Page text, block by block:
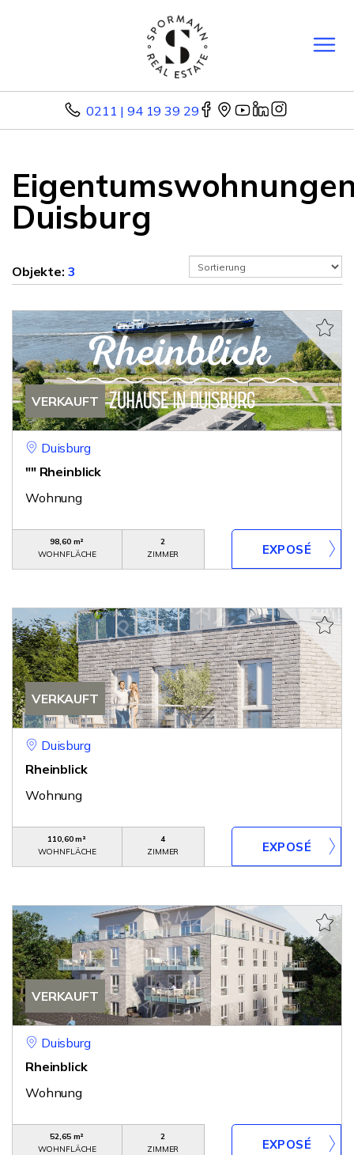
0211 | 94 19 39 29
Duisburg
Objekte: 3
VERKAUFT
Duisburg
"" Rheinblick
Wohnung
98,60 m²
WOHNFLÄCHE
2
ZIMMER
VERKAUFT
Duisburg
Rheinblick
Wohnung
110,60 m²
WOHNFLÄCHE
4
ZIMMER
VERKAUFT
Duisburg
Rheinblick
Wohnung
52,65 m²
WOHNFLÄCHE
2
ZIMMER